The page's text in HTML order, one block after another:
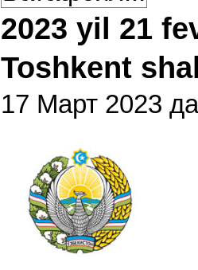
2023 yil 21
Toshkent
17 Март 2023